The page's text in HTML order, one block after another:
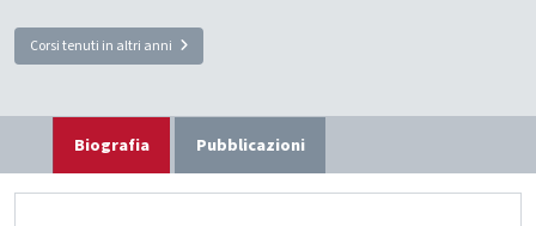
Corsi tenuti in altri anni
Biografia Pubblicazioni